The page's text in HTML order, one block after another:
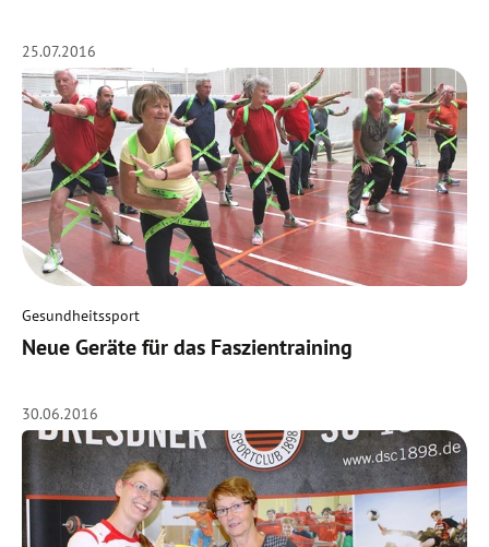
25.07.2016
Gesundheitssport
Neue Geräte für das Faszientraining
30.06.2016